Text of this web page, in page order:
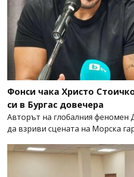
Фонси чака Христо
си в Бургас довечера
Авторът на глобалния феномен
да взриви сцената на Морска